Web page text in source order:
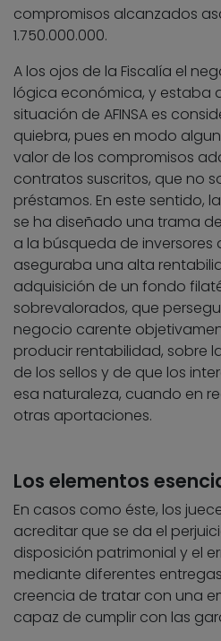
compromisos alcanzados
1.750.000.000.
A los ojos de la Fiscalía el
lógica económica, y estaba
situación de AFINSA es
quiebra, pues en modo
valor de los compromisos
contratos suscritos, que no
préstamos. En este sentido,
se ha diseñado una trama
a la búsqueda de inversores
aseguraba una alta
adquisición de un fondo
sobrevalorados, que
negocio carente
producir rentabilidad, sobre
de los sellos y de que los
esa naturaleza, cuando en
otras aportaciones.
Los elementos
En casos como éste, los
acreditar que se da el
disposición patrimonial y el
mediante diferentes
creencia de tratar con una
capaz de cumplir con las